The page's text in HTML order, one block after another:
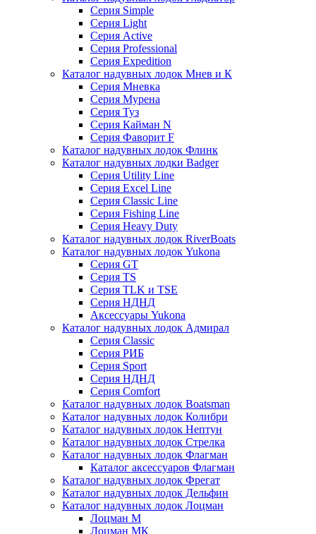
Серия Simple
Серия Light
Серия Active
Серия Professional
Серия Expedition
Каталог надувных лодок Мнев и К
Серия Мневка
Серия Мурена
Серия Туз
Серия Кайман N
Серия Фаворит F
Каталог надувных лодок Флинк
Каталог надувных лодки Badger
Серия Utility Line
Серия Excel Line
Серия Classic Line
Серия Fishing Line
Серия Heavy Duty
Каталог надувных лодок RiverBoats
Каталог надувных лодок Yukona
Серия GT
Серия TS
Серия TLK и TSE
Серия НДНД
Аксессуары Yukona
Каталог надувных лодок Адмирал
Серия Classic
Серия РИБ
Серия Sport
Серия НДНД
Серия Comfort
Каталог надувных лодок Boatsman
Каталог надувных лодок Колибри
Каталог надувных лодок Нептун
Каталог надувных лодок Стрелка
Каталог надувных лодок Флагман
Каталог аксессуаров Флагман
Каталог надувных лодок Фрегат
Каталог надувных лодок Дельфин
Каталог надувных лодок Лоцман
Лоцман М
Лоцман МК